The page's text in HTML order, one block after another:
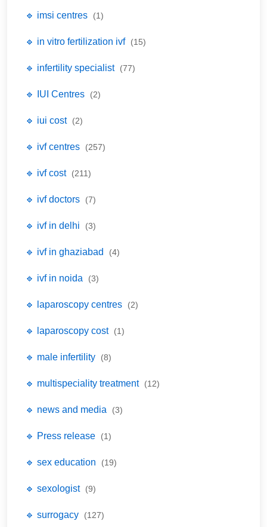
🔹 imsi centres (1)
🔹 in vitro fertilization ivf (15)
🔹 infertility specialist (77)
🔹 IUI Centres (2)
🔹 iui cost (2)
🔹 ivf centres (257)
🔹 ivf cost (211)
🔹 ivf doctors (7)
🔹 ivf in delhi (3)
🔹 ivf in ghaziabad (4)
🔹 ivf in noida (3)
🔹 laparoscopy centres (2)
🔹 laparoscopy cost (1)
🔹 male infertility (8)
🔹 multispeciality treatment (12)
🔹 news and media (3)
🔹 Press release (1)
🔹 sex education (19)
🔹 sexologist (9)
🔹 surrogacy (127)